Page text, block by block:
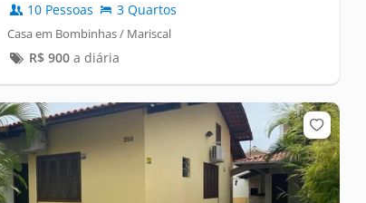
10 Pessoas 3 Quartos
Casa em Bombinhas / Mariscal
R$ 900a diária